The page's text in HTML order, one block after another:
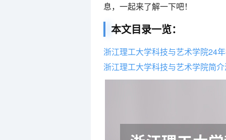
息，一起来了解一下吧！
本文目录一览：
浙江理工大学科技与艺术学院24
浙江理工大学科技与艺术学院简